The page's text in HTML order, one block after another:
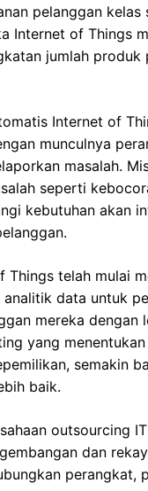
pelanggan
Internet of Things
jumlah
Internet of
munculnya
masalah.
seperti
kebutuhan akan
Things telah mulai
analitik data untuk
mereka dengan
yang
semakin
baik.
outsourcing
dan
perangkat,